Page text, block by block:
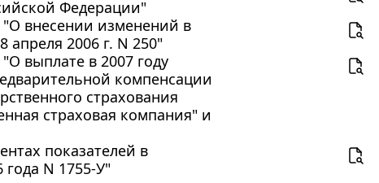
Федерации"
"О внесении изменений в
апреля 2006 г. N 250"
выплате в 2007 году
компенсации
страхования
страховая компания" и
показателей в
года N 1755-У"